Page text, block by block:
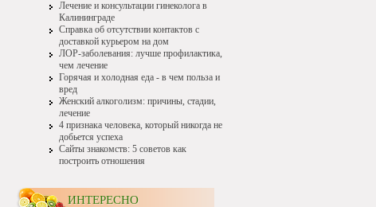
Лечение и консультации гинеколога в
Калининграде
Справка об отсутствии контактов с
доставкой курьером на дом
ЛОР-заболевания: лучше профилактика,
чем лечение
Горячая и холодная еда - в чем польза и
вред
Женский алкоголизм: причины, стадии,
лечение
4 признака человека, который никогда не
добьется успеха
Сайты знакомств: 5 советов как
построить отношения
ИНТЕРЕСНО